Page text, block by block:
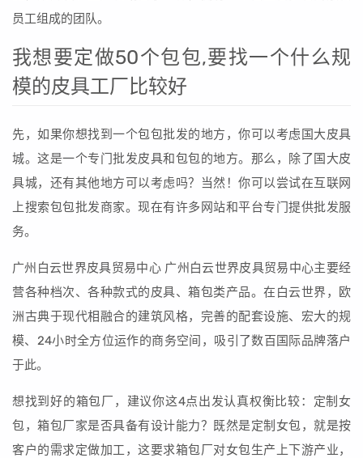
员工组成的团队。
我想要定做50个包包,要找一个什么规
模的皮具工厂比较好
先，如果你想找到一个包包批发的地方，你可以考虑国大皮具
城。这是一个专门批发皮具和包包的地方。那么，除了国大皮
具城，还有其他地方可以考虑吗？当然！你可以尝试在互联网
上搜索包包批发商家。现在有许多网站和平台专门提供批发服
务。
广州白云世界皮具贸易中心 广州白云世界皮具贸易中心主要经
营各种档次、各种款式的皮具、箱包类产品。在白云世界，欧
洲古典于现代相融合的建筑风格，完善的配套设施、宏大的规
模、24小时全方位运作的商务空间，吸引了数百国际品牌落户
于此。
想找到好的箱包厂，建议你这4点出发认真权衡比较：定制女
包，箱包厂家是否具备有设计能力？既然是定制女包，就是按
客户的需求定做加工，这要求箱包厂对女包生产上下游产业，